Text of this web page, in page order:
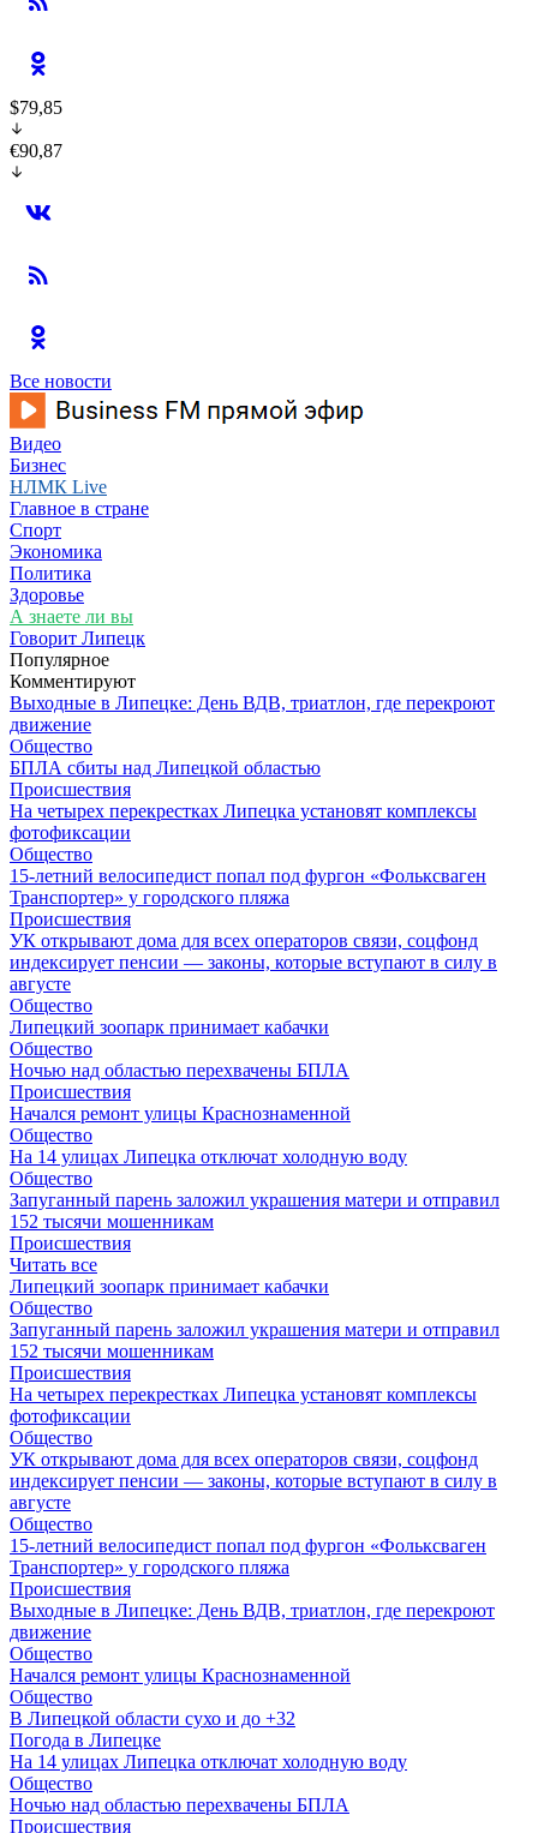
$79,85
€90,87
Все новости
Видео
Бизнес
НЛМК Live
Главное в стране
Спорт
Экономика
Политика
Здоровье
А знаете ли вы
Говорит Липецк
Популярное
Комментируют
Выходные в Липецке: День ВДВ, триатлон, где перекроют
движение
Общество
БПЛА сбиты над Липецкой областью
Происшествия
На четырех перекрестках Липецка установят комплексы
фотофиксации
Общество
15-летний велосипедист попал под фургон «Фольксваген
Транспортер» у городского пляжа
Происшествия
УК открывают дома для всех операторов связи, соцфонд
индексирует пенсии — законы, которые вступают в силу в
августе
Общество
Липецкий зоопарк принимает кабачки
Общество
Ночью над областью перехвачены БПЛА
Происшествия
Начался ремонт улицы Краснознаменной
Общество
На 14 улицах Липецка отключат холодную воду
Общество
Запуганный парень заложил украшения матери и отправил
152 тысячи мошенникам
Происшествия
Читать все
Липецкий зоопарк принимает кабачки
Общество
Запуганный парень заложил украшения матери и отправил
152 тысячи мошенникам
Происшествия
На четырех перекрестках Липецка установят комплексы
фотофиксации
Общество
УК открывают дома для всех операторов связи, соцфонд
индексирует пенсии — законы, которые вступают в силу в
августе
Общество
15-летний велосипедист попал под фургон «Фольксваген
Транспортер» у городского пляжа
Происшествия
Выходные в Липецке: День ВДВ, триатлон, где перекроют
движение
Общество
Начался ремонт улицы Краснознаменной
Общество
В Липецкой области сухо и до +32
Погода в Липецке
На 14 улицах Липецка отключат холодную воду
Общество
Ночью над областью перехвачены БПЛА
Происшествия